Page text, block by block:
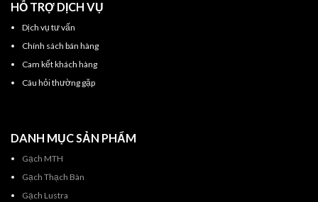
HỖ TRỢ DỊCH VỤ
Dịch vụ tư vấn
Chính sách bán hàng
Cam kết khách hàng
Câu hỏi thường gặp
DANH MỤC SẢN PHẨM
Gạch MTH
Gạch Thạch Bàn
Gạch Lustra